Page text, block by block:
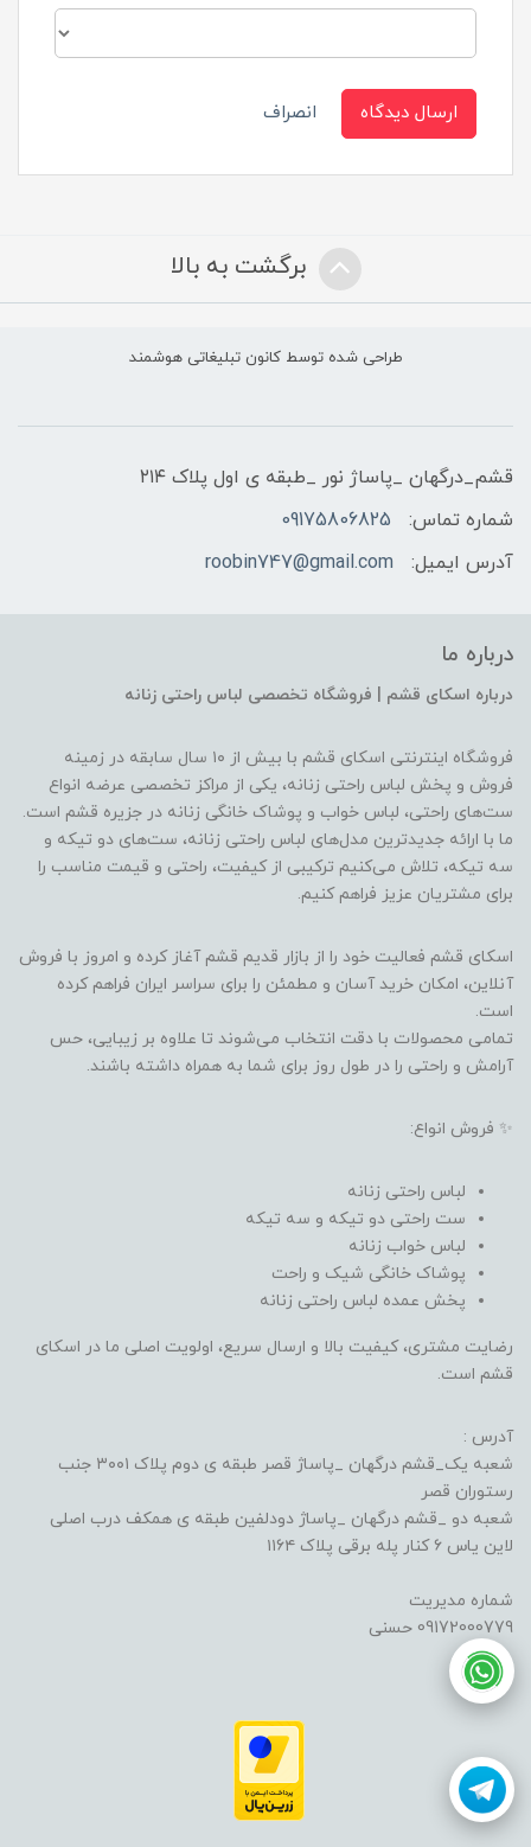
ارسال دیدگاه انصراف
برگشت به بالا
طراحی شده توسط کانون تبلیغاتی هوشمند
قشم_درگهان _پاساژ نور _طبقه ی اول پلاک ۲۱۴
شماره تماس:
09175806825
آدرس ایمیل:
roobin747@gmail.com
درباره ما
درباره اسکای قشم | فروشگاه تخصصی لباس راحتی زنانه
فروشگاه اینترنتی اسکای قشم با بیش از ۱۰ سال سابقه در زمینه
فروش و پخش لباس راحتی زنانه، یکی از مراکز تخصصی عرضه انواع
ست‌های راحتی، لباس خواب و پوشاک خانگی زنانه در جزیره قشم است.
ما با ارائه جدیدترین مدل‌های لباس راحتی زنانه، ست‌های دو تیکه و
سه تیکه، تلاش می‌کنیم ترکیبی از کیفیت، راحتی و قیمت مناسب را
برای مشتریان عزیز فراهم کنیم.
اسکای قشم فعالیت خود را از بازار قدیم قشم آغاز کرده و امروز با فروش
آنلاین، امکان خرید آسان و مطمئن را برای سراسر ایران فراهم کرده
است.
تمامی محصولات با دقت انتخاب می‌شوند تا علاوه بر زیبایی، حس
آرامش و راحتی را در طول روز برای شما به همراه داشته باشند.
✨ فروش انواع:
لباس راحتی زنانه
ست راحتی دو تیکه و سه تیکه
لباس خواب زنانه
پوشاک خانگی شیک و راحت
پخش عمده لباس راحتی زنانه
رضایت مشتری، کیفیت بالا و ارسال سریع، اولویت اصلی ما در اسکای
قشم است.
آدرس :
شعبه یک_قشم درگهان _پاساژ قصر طبقه ی دوم پلاک ۳۰۰۱ جنب
رستوران قصر
شعبه دو _قشم درگهان _پاساژ دودلفین طبقه ی همکف درب اصلی
لاین یاس ۶ کنار پله برقی پلاک ۱۱۶۴
شماره مدیریت
09172000779 حسنی